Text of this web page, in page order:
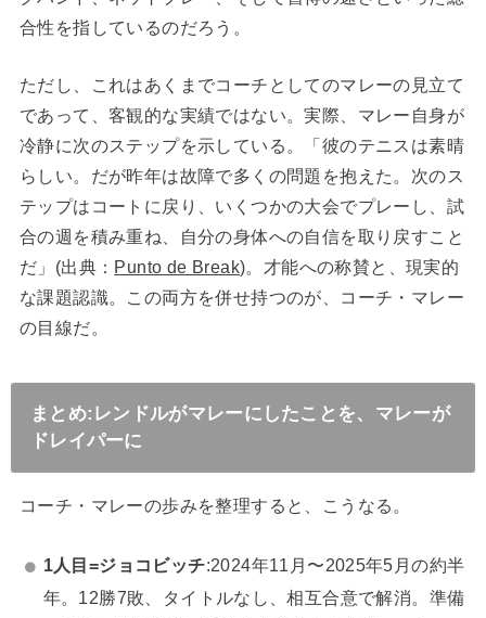
合性を指しているのだろう。
ただし、これはあくまでコーチとしてのマレーの見立て
であって、客観的な実績ではない。実際、マレー自身が
冷静に次のステップを示している。「彼のテニスは素晴
らしい。だが昨年は故障で多くの問題を抱えた。次のス
テップはコートに戻り、いくつかの大会でプレーし、試
合の週を積み重ね、自分の身体への自信を取り戻すこと
だ」(出典： Punto de Break)。才能への称賛と、現実的
な課題認識。この両方を併せ持つのが、コーチ・マレー
の目線だ。
まとめ:レンドルがマレーにしたことを、マレーが
ドレイパーに
コーチ・マレーの歩みを整理すると、こうなる。
1人目=ジョコビッチ:2024年11月〜2025年5月の約半
年。12勝7敗、タイトルなし、相互合意で解消。準備